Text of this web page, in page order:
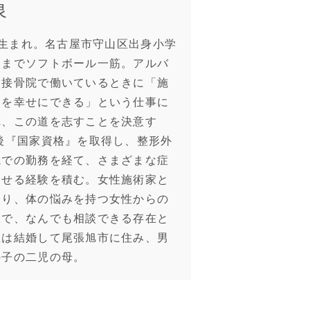
まれ。名古屋市守山区出身小学
でソフトボール一筋。アルバ
骨院で働いているときに「施
幸せにできる」という仕事に
この道を志すことを決意す
『国家資格』を取得し、整形外
の勤務を経て、さまざまな症
る経験を積む。女性施術家と
、体の悩みを持つ女性からの
、なんでも相談できる存在と
結婚して尾張旭市に住み、男
の二児の母。